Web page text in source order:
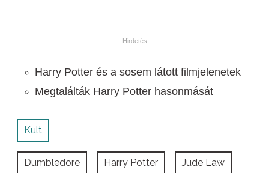
Harry Potter és a sosem látott filmjelenetek
Megtalálták Harry Potter hasonmását
Kult
Dumbledore Harry Potter Jude Law